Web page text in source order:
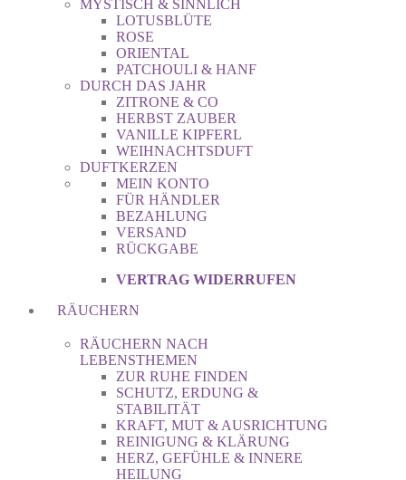
MYSTISCH & SINNLICH
LOTUSBLÜTE
ROSE
ORIENTAL
PATCHOULI & HANF
DURCH DAS JAHR
ZITRONE & CO
HERBST ZAUBER
VANILLE KIPFERL
WEIHNACHTSDUFT
DUFTKERZEN
MEIN KONTO
FÜR HÄNDLER
BEZAHLUNG
VERSAND
RÜCKGABE
VERTRAG WIDERRUFEN
RÄUCHERN
RÄUCHERN NACH
LEBENSTHEMEN
ZUR RUHE FINDEN
SCHUTZ, ERDUNG &
STABILITÄT
KRAFT, MUT & AUSRICHTUNG
REINIGUNG & KLÄRUNG
HERZ, GEFÜHLE & INNERE
HEILUNG